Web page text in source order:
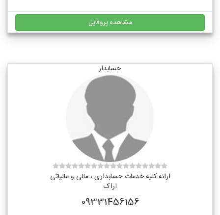
مشاهده پروفایل
حسابدار
ارائه کلیه خدمات حسابداری ، مالی و مالیاتی
اراک
09331456156